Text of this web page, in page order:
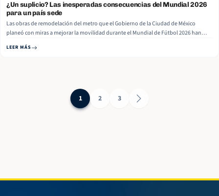
¿Un suplicio? Las inesperadas consecuencias del Mundial 2026
para un país sede
Las obras de remodelación del metro que el Gobierno de la Ciudad de México
planeó con miras a mejorar la movilidad durante el Mundial de Fútbol 2026 han
portal Animal Político. “Un suplicio”, “un caos”, “desastre total”, “un martirio” y
LEER MÁS
1 2 3